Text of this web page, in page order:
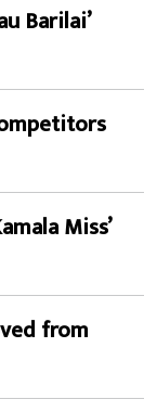
Barilai’
Miss’
from